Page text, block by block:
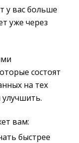
у вас больше
уже через
состоят
на тех
вам:
быстрее